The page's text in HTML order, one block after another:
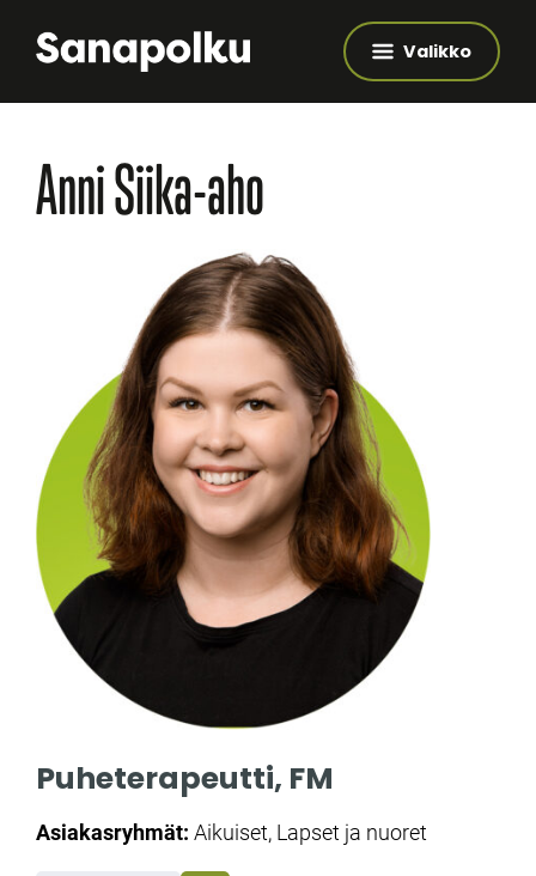
Valikko
Anni Siika-aho
Puheterapeutti, FM
Asiakasryhmät: Aikuiset, Lapset ja nuoret